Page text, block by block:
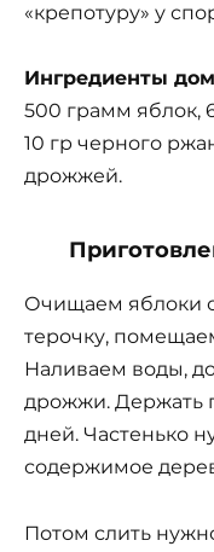
«крепотуру» у
Ингредиенты
500 грамм яблок,
10 гр черного
дрожжей.
Очищаем яблоки
терочку,
Наливаем воды,
дрожжи. Держать
дней. Частенько
содержимое
Потом слить